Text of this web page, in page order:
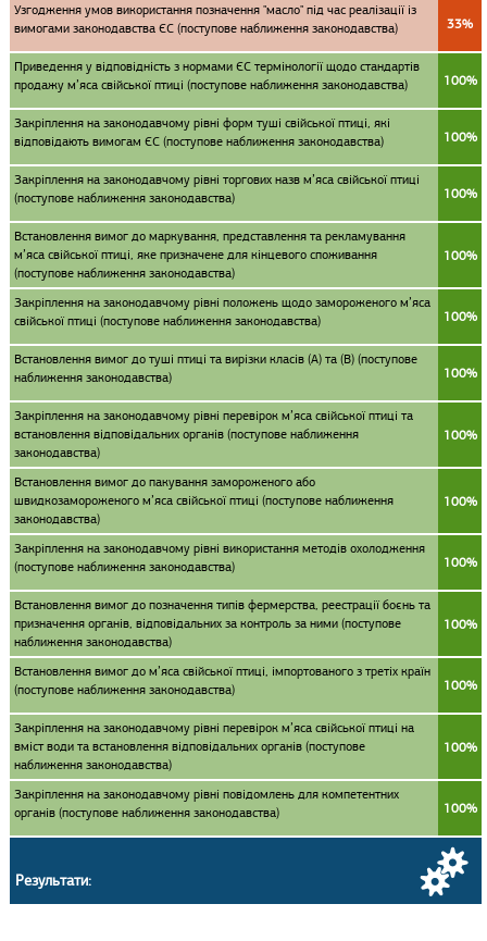
Узгодження умов використання позначення "масло" під час реалізації із
вимогами законодавства ЄС (поступове наближення законодавства)
33%
Приведення у відповідність з нормами ЄС термінології щодо стандартів
продажу м’яса свійської птиці (поступове наближення законодавства)
100%
Закріплення на законодавчому рівні форм туші свійської птиці, які
відповідають вимогам ЄС (поступове наближення законодавства)
100%
Закріплення на законодавчому рівні торгових назв м’яса свійської птиці
(поступове наближення законодавства)
100%
Встановлення вимог до маркування, представлення та рекламування
м’яса свійської птиці, яке призначене для кінцевого споживання
(поступове наближення законодавства)
100%
Закріплення на законодавчому рівні положень щодо замороженого м’яса
свійської птиці (поступове наближення законодавства)
100%
Встановлення вимог до туші птиці та вирізки класів (А) та (В) (поступове
наближення законодавства)
100%
Закріплення на законодавчому рівні перевірок м’яса свійської птиці та
встановлення відповідальних органів (поступове наближення
законодавства)
100%
Встановлення вимог до пакування замороженого або
швидкозамороженого м’яса свійської птиці (поступове наближення
законодавства)
100%
Закріплення на законодавчому рівні використання методів охолодження
(поступове наближення законодавства)
100%
Встановлення вимог до позначення типів фермерства, реестрації боєнь та
призначення органів, відповідальних за контроль за ними (поступове
наближення законодавства)
100%
Встановлення вимог до м’яса свійської птиці, імпортованого з третіх країн
(поступове наближення законодавства)
100%
Закріплення на законодавчому рівні перевірок м’яса свійської птиці на
вміст води та встановлення відповідальних органів (поступове
наближення законодавства)
100%
Закріплення на законодавчому рівні повідомлень для компетентних
органів (поступове наближення законодавства)
100%
Результати: